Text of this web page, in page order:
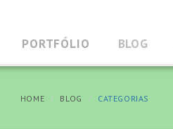
PORTFÓLIO BLOG
HOME BLOG CATEGORIAS